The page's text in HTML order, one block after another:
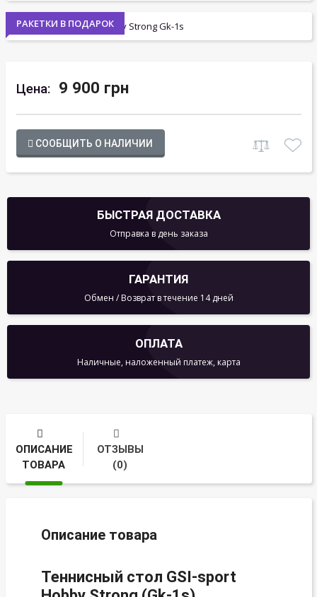
РАКЕТКИ В ПОДАРОК
Цена: 9 900 грн
СООБЩИТЬ О НАЛИЧИИ
БЫСТРАЯ ДОСТАВКА
Отправка в день заказа
ГАРАНТИЯ
Обмен / Возврат в течение 14 дней
ОПЛАТА
Наличные, наложенный платеж, карта
ОПИСАНИЕ
ТОВАРА
ОТЗЫВЫ
(0)
Описание товара
Теннисный стол GSI-sport